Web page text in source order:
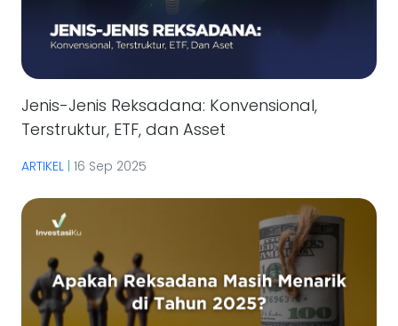
Jenis-Jenis Reksadana: Konvensional,
Terstruktur, ETF, dan Asset
ARTIKEL 16 Sep 2025